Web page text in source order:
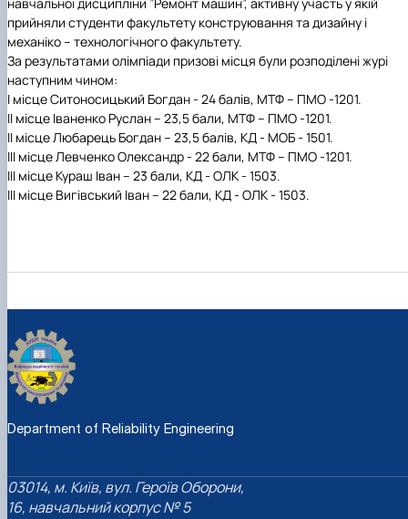
навчальної дисципліни ”Ремонт машин”, активну участь у якій
прийняли студенти факультету конструювання та дизайну і
механіко – технологічного факультету.
За результатами олімпіади призові місця були розподілені журі
наступним чином:
І місцеСитоносицький Богдан - 24 балів, МТФ – ПМО -1201.
ІІ місце Іваненко Руслан – 23,5 бали, МТФ – ПМО -1201.
ІІ місцеЛюбарець Богдан – 23,5 балів, КД - МОБ - 1501.
ІІІ місцеЛевченко Олександр- 22 бали, МТФ – ПМО -1201.
ІІІ місце Кураш Іван – 23 бали, КД - ОЛК - 1503.
ІІІ місце Вигівський Іван – 22 бали, КД - ОЛК - 1503.
Department of Reliability Engineering
03014, м. Київ, вул. Героїв Оборони,
16, навчальний корпус № 5